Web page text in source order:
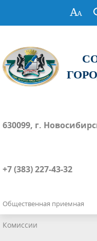
630099, г.
+7 (383) 227-43-32
Общественная приемная
Комиссии